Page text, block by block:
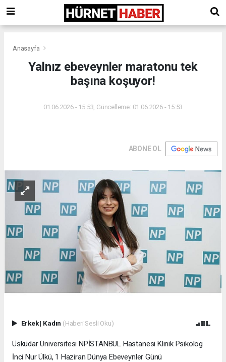
Anasayfa
Yalnız ebeveynler maratonu tek
başına koşuyor!
01.06.2026 - 15:53, Güncelleme: 01.06.2026 - 15:53
ABONE OL
Erkek| Kadın (Haberi Sesli Oku)
Üsküdar Üniversitesi NPİSTANBUL Hastanesi Klinik Psikolog
İnci Nur Ülkü, 1 Haziran Dünya Ebeveynler Günü